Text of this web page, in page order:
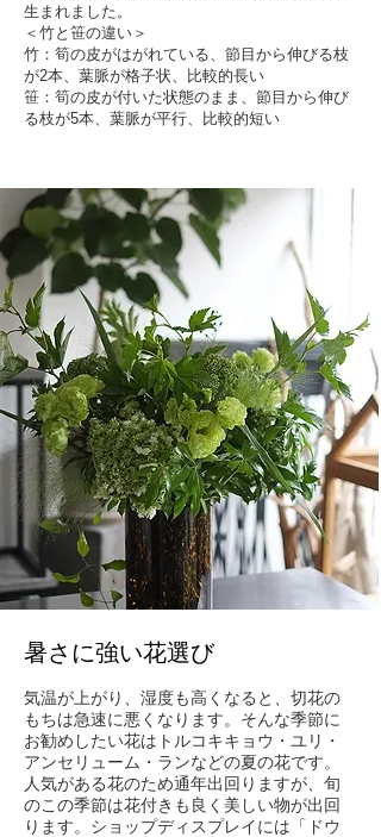
生まれました。
＜竹と笹の違い＞
竹：筍の皮がはがれている、節目から伸びる枝
が2本、葉脈が格子状、比較的長い
笹：筍の皮が付いた状態のまま、節目から伸び
る枝が5本、葉脈が平行、比較的短い
​暑さに強い花選び
気温が上がり、湿度も高くなると、切花の
もちは急速に悪くなります。そんな季節に
お勧めしたい花はトルコキキョウ・ユリ・
アンセリューム・ランなどの夏の花です。
人気がある花のため通年出回りますが、旬
のこの季節は花付きも良く美しい物が出回
ります。ショップディスプレイには「ドウ